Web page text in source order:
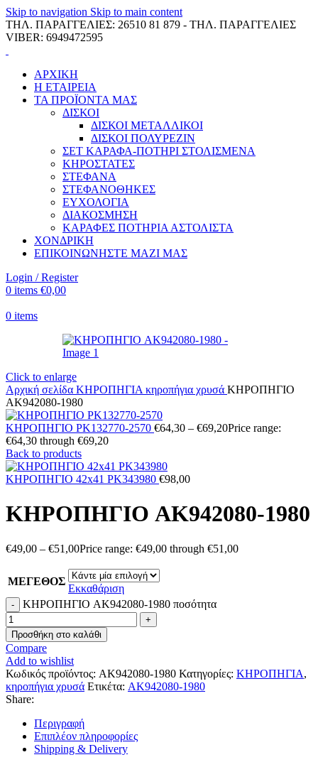
Skip to navigation Skip to main content
ΤΗΛ. ΠΑΡΑΓΓΕΛΙΕΣ: 26510 81 879 - ΤΗΛ. ΠΑΡΑΓΓΕΛΙΕΣ
VIBER: 6949472595
ΑΡΧΙΚΗ
Η ΕΤΑΙΡΕΙΑ
ΤΑ ΠΡΟΪΟΝΤΑ ΜΑΣ
ΔΙΣΚΟΙ
ΔΙΣΚΟΙ ΜΕΤΑΛΛΙΚΟΙ
ΔΙΣΚΟΙ ΠΟΛΥΡΕΖΙΝ
ΣΕΤ ΚΑΡΑΦΑ-ΠΟΤΗΡΙ ΣΤΟΛΙΣΜΕΝΑ
ΚΗΡΟΣΤΑΤΕΣ
ΣΤΕΦΑΝΑ
ΣΤΕΦΑΝΟΘΗΚΕΣ
ΕΥΧΟΛΟΓΙΑ
ΔΙΑΚΟΣΜΗΣΗ
ΚΑΡΑΦΕΣ ΠΟΤΗΡΙΑ ΑΣΤΟΛΙΣΤΑ
ΧΟΝΔΡΙΚΗ
ΕΠΙΚΟΙΝΩΝΗΣΤΕ ΜΑΖΙ ΜΑΣ
Login / Register
0 items €0,00
0 items
Click to enlarge
Αρχική σελίδα ΚΗΡΟΠΗΓΙΑ κηροπήγια χρυσά ΚΗΡΟΠΗΓΙΟ
AK942080-1980
ΚΗΡΟΠΗΓΙΟ PK132770-2570 €64,30 – €69,20Price range:
€64,30 through €69,20
Back to products
ΚΗΡΟΠΗΓΙΟ 42x41 PK343980 €98,00
ΚΗΡΟΠΗΓΙΟ AK942080-1980
€49,00 – €51,00Price range: €49,00 through €51,00
ΜΕΓΕΘΟΣ
Εκκαθάριση
ΚΗΡΟΠΗΓΙΟ AK942080-1980 ποσότητα
Προσθήκη στο καλάθι
Compare
Add to wishlist
Κωδικός προϊόντος: AK942080-1980 Κατηγορίες: ΚΗΡΟΠΗΓΙΑ,
κηροπήγια χρυσά Ετικέτα: AK942080-1980
Share:
Περιγραφή
Επιπλέον πληροφορίες
Shipping & Delivery